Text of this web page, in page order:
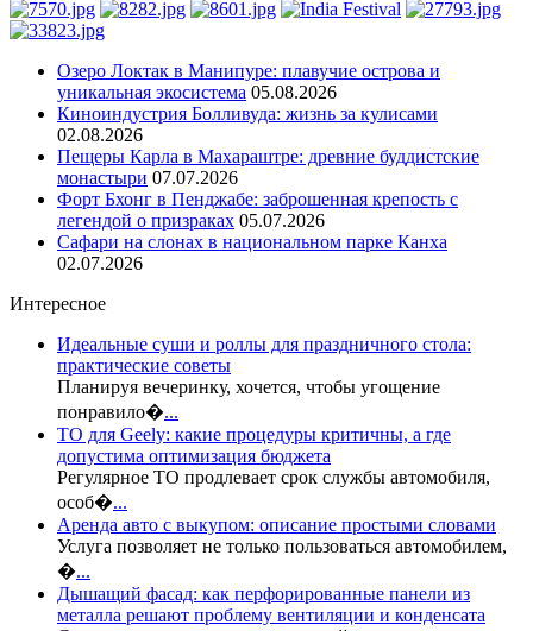
Озеро Локтак в Манипуре: плавучие острова и
уникальная экосистема 05.08.2026
Киноиндустрия Болливуда: жизнь за кулисами
02.08.2026
Пещеры Карла в Махараштре: древние буддистские
монастыри 07.07.2026
Форт Бхонг в Пенджабе: заброшенная крепость с
легендой о призраках 05.07.2026
Сафари на слонах в национальном парке Канха
02.07.2026
Интересное
Идеальные суши и роллы для праздничного стола:
практические советы
Планируя вечеринку, хочется, чтобы угощение
понравило�...
ТО для Geely: какие процедуры критичны, а где
допустима оптимизация бюджета
Регулярное ТО продлевает срок службы автомобиля,
особ�...
Аренда авто с выкупом: описание простыми словами
Услуга позволяет не только пользоваться автомобилем,
�...
Дышащий фасад: как перфорированные панели из
металла решают проблему вентиляции и конденсата